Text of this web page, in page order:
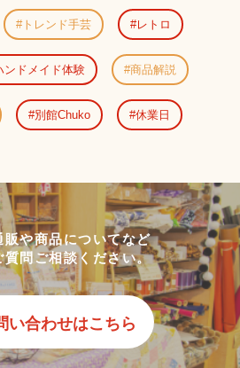
トレンド手芸 レトロ
ンドメイド体験 商品解説
別館Chuko 休業日
販や商品についてなど
質問ご相談ください。
い合わせはこちら